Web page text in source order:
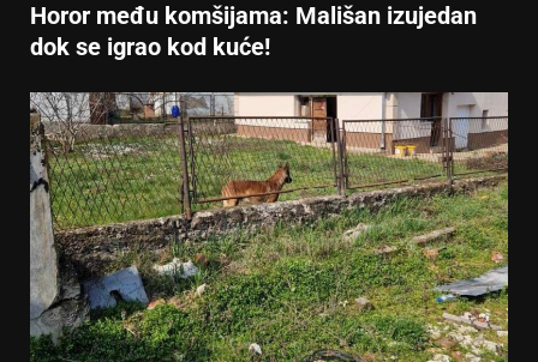
Horor među komšijama: Mališan izujedan
dok se igrao kod kuće!